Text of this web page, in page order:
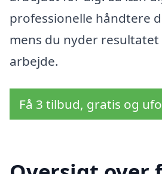
professionelle håndtere
mens du nyder resultatet
arbejde.
Få 3 tilbud, gratis og